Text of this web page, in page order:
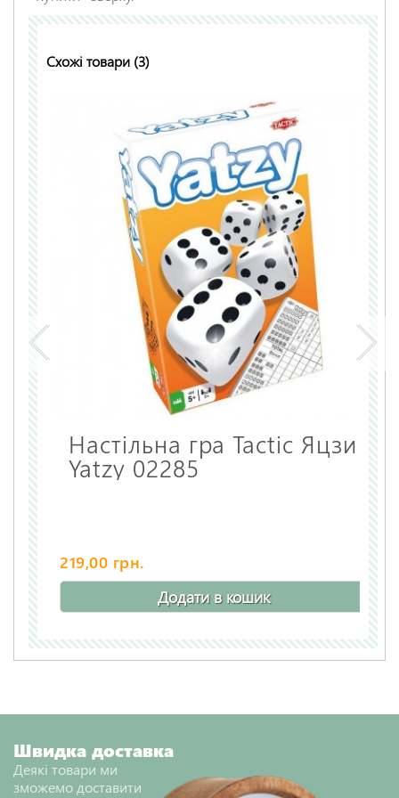
Схожі товари (3)
Настільна гра Tactic Яцзи
Yatzy 02285
219,00 грн.
Додати в кошик
Швидка доставка
Деякі товари ми
зможемо доставити